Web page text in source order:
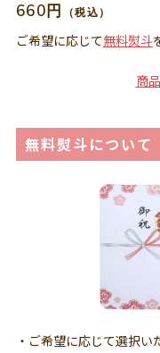
660円 （税込）
ご希望に応じて無料熨斗
商
無料熨斗について
・ご希望に応じて選択い